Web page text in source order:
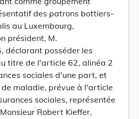
des patrons bottiers-
au Luxembourg,
président, M.
déclarant posséder les
titre de l'article 62, alinéa 2
sociales d'une part, et
de maladie, prévue à l'article
sociales, représentée
Robert Kieffer,